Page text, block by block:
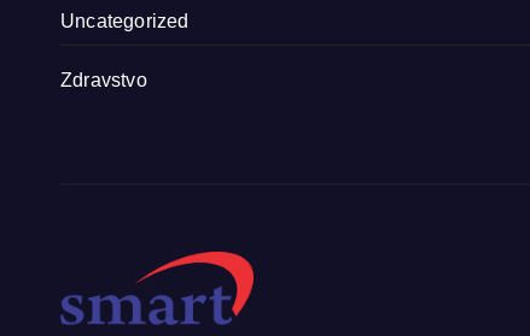
Uncategorized
Zdravstvo